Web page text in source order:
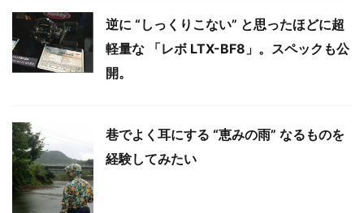
逆に “しっくりこない” と思ったほどに超
軽量な 「レボ LTX-BF8」。スペックも公
開。
巷でよく耳にする “恵みの雨” なるものを
経験してみたい